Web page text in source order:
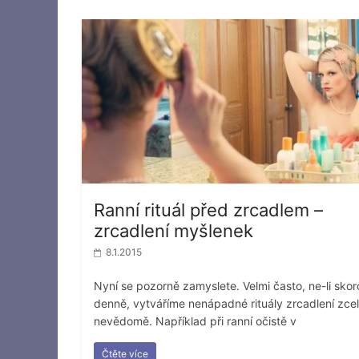
Ranní rituál před zrcadlem –
zrcadlení myšlenek
8.1.2015
Nyní se pozorně zamyslete. Velmi často, ne-li
denně, vytváříme nenápadné rituály zrcadlení
nevědomě. Například při ranní očistě v
Čtěte více